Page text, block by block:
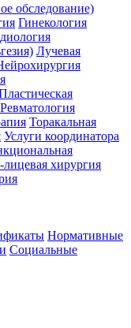
обследование)
Гинекология
Лучевая
Ревматология
Торакальная
Услуги координатора
хирургия
Нормативные
Социальные